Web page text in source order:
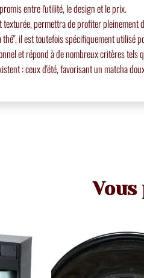
entre l'utilité, le design et le prix.
texturée, permettra de profiter pleinement
il est toutefois spécifiquement utilisé
et répond à de nombreux critères tels
: ceux d'été, favorisant un matcha